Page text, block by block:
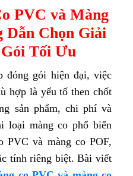
PVC và Màng
Dẫn Chọn Giải
Tối Ưu
đóng gói hiện đại, việc
hợp là yếu tố then chốt
sản phẩm, chi phí và
loại màng co phổ biến
PVC và màng co POF,
tính riêng biệt. Bài viết